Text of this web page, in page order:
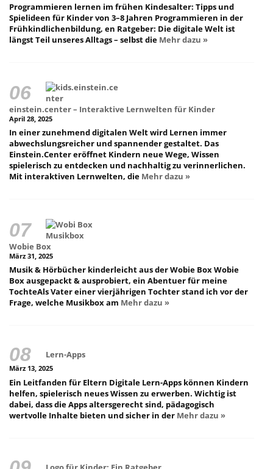
Programmieren lernen im frühen Kindesalter: Tipps und
Spielideen für Kinder von 3–8 Jahren Programmieren in der
Frühkindlichenbildung, en Ratgeber: Die digitale Welt ist
längst Teil unseres Alltags – selbst die Mehr dazu »
einstein.center – Interaktive Lernwelten für Kinder
April 28, 2025
In einer zunehmend digitalen Welt wird Lernen immer
abwechslungsreicher und spannender gestaltet. Das
Einstein.Center eröffnet Kindern neue Wege, Wissen
spielerisch zu entdecken und nachhaltig zu verinnerlichen.
Mit interaktiven Lernwelten, die Mehr dazu »
Wobie Box
März 31, 2025
Musik & Hörbücher kinderleicht aus der Wobie Box Wobie
Box ausgepackt & ausprobiert, ein Abentuer für meine
TochteAls Vater einer vierjährigen Tochter stand ich vor der
Frage, welche Musikbox am Mehr dazu »
Lern-Apps
März 13, 2025
Ein Leitfanden für Eltern Digitale Lern-Apps können Kindern
helfen, spielerisch neues Wissen zu erwerben. Wichtig ist
dabei, dass die Apps altersgerecht sind, pädagogisch
wertvolle Inhalte bieten und sicher in der Mehr dazu »